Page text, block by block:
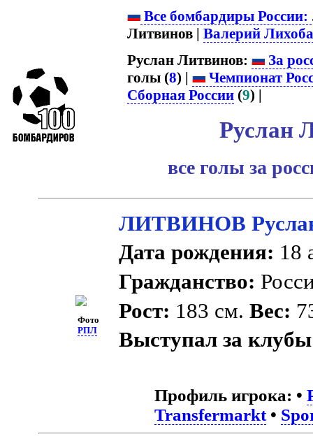
Все бомбардиры России:
Литвинов | Валерий
Руслан Литвинов:
За
голы (8) |
Чемпионат
Сборная России (9) |
Руслан
все голы за
Фото
РПЛ
ЛИТВИНОВ
Дата рождения: 18
Гражданство:
Рост: 183 см.Вес:
Выступал за
Профиль игрока: •
Transfermarkt•